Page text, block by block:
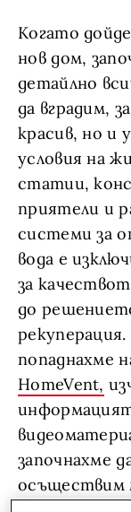
Когато
нов дом,
детайлно
да вградим,
красив, но и
условия на
статии,
приятели и
системи за
вода е
за
до
попаднахме
HomeVent,
започнахме
осъществим